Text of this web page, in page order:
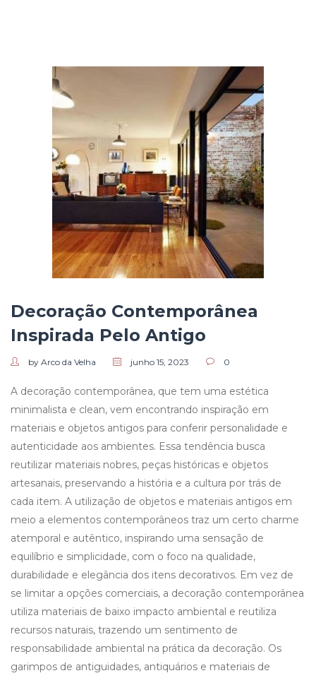
Decoração Contemporânea
Inspirada Pelo Antigo
by Arco da Velha junho 15, 2023 0
A decoração contemporânea, que tem uma estética
minimalista e clean, vem encontrando inspiração em
materiais e objetos antigos para conferir personalidade e
autenticidade aos ambientes. Essa tendência busca
reutilizar materiais nobres, peças históricas e objetos
artesanais, preservando a história e a cultura por trás de
cada item. A utilização de objetos e materiais antigos em
meio a elementos contemporâneos traz um certo charme
atemporal e autêntico, inspirando uma sensação de
equilíbrio e simplicidade, com o foco na qualidade,
durabilidade e elegância dos itens decorativos. Em vez de
se limitar a opções comerciais, a decoração contemporânea
utiliza materiais de baixo impacto ambiental e reutiliza
recursos naturais, trazendo um sentimento de
responsabilidade ambiental na prática da decoração. Os
garimpos de antiguidades, antiquários e materiais de